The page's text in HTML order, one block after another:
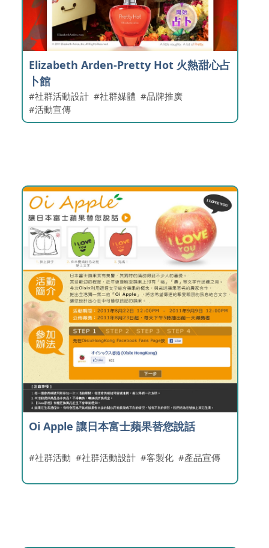
Elizabeth Arden-Pretty Hot 火熱甜心占
卜館
社群活動設計 社群媒體
品牌推廣
活動宣傳
Oi Apple 讓日本富士蘋果替您說話
社群活動 社群活動設計 客製化 產品宣傳